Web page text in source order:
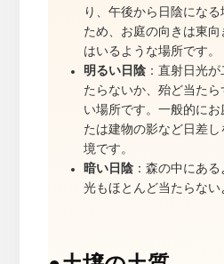
り、午後から日陰にな
ため、お庭の向きは東
はいるような場所です。
明るい日陰：直射日光が
たらないか、殆ど当た
い場所です。一般的に
たは建物の影など日差
境です。
暗い日陰：森の中にあ
光もほとんど当たらない